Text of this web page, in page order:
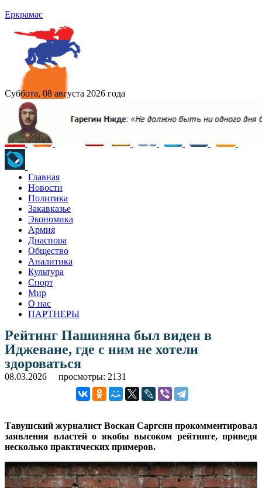
Еркрамас
Суббота, 08 августа 2026 года
Главная
Новости
Политика
Закавказье
Экономика
Армия
Диаспора
Общество
Аналитика
Культура
Спорт
Мир
О нас
ПАРТНЕРЫ
Рейтинг Пашиняна был виден в
Иджеване, где с ним не хотели
здороваться
08.03.2026 просмотры: 2131
Тавушский журналист Воскан Саргсян прокомментировал
заявления властей о якобы высоком рейтинге, приведя
несколько практических примеров.